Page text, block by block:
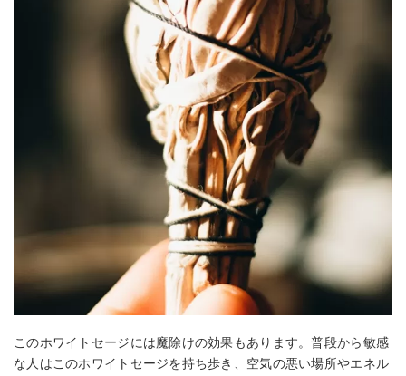
このホワイトセージには魔除けの効果もあります。普段から敏感
な人はこのホワイトセージを持ち歩き、空気の悪い場所やエネル